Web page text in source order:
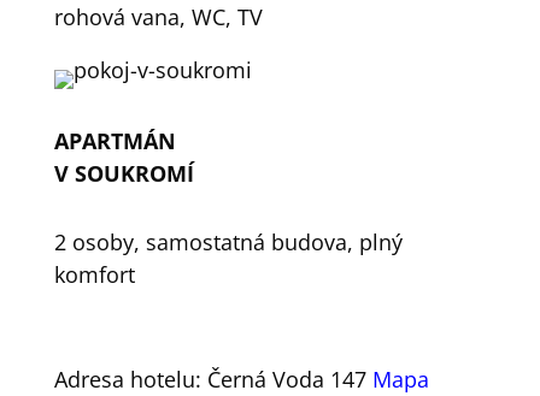
rohová vana, WC, TV
APARTMÁN
V SOUKROMÍ
2 osoby, samostatná budova, plný
komfort
Adresa hotelu: Černá Voda 147 Mapa